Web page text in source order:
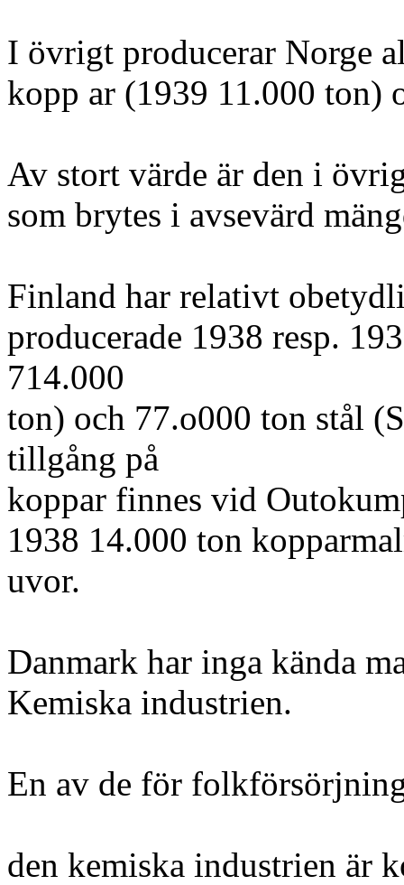
I övrigt producerar Norge
kopp ar (1939 11.000 ton)
Av stort värde är den i
som brytes i avsevärd
Finland har relativt
producerade 1938 resp.
714.000
ton) och 77.o000 ton stål
tillgång på
koppar finnes vid
1938 14.000 ton
uvor.
Danmark har inga kända
Kemiska industrien.
En av de för
den kemiska industrien är